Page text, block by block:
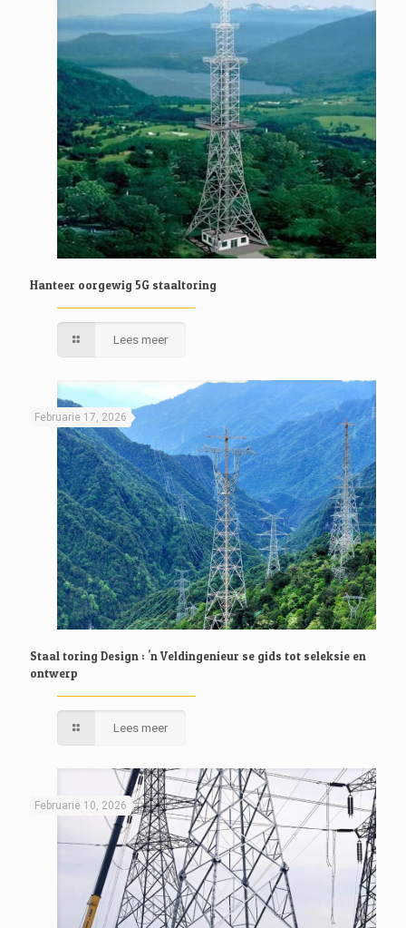
Hanteer oorgewig 5G staaltoring
Lees meer
Februarie 17, 2026
Staal toring Design : 'n Veldingenieur se gids tot seleksie en
ontwerp
Lees meer
Februarie 10, 2026